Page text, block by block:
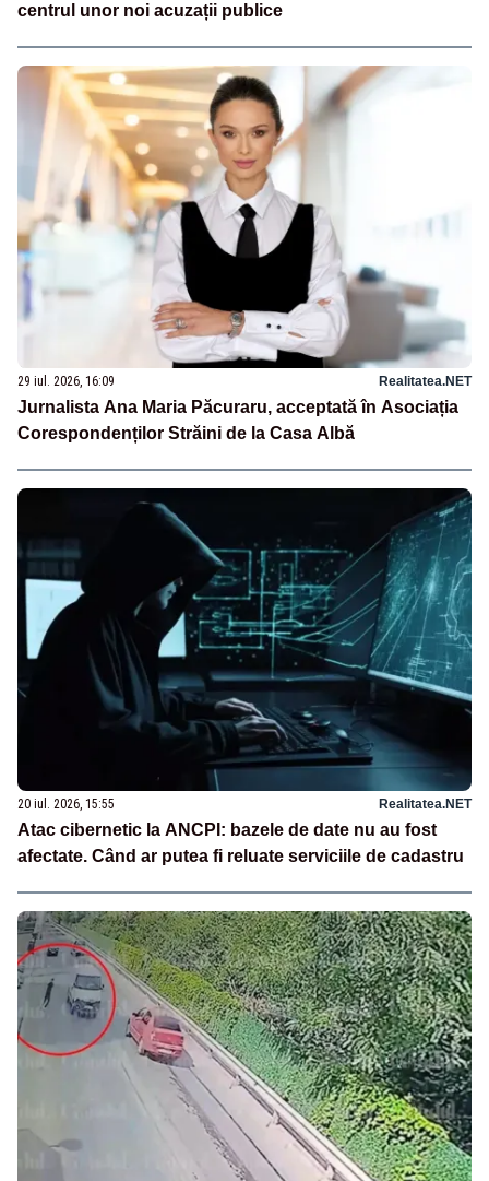
centrul unor noi acuzații publice
29 iul. 2026, 16:09 Realitatea.NET
Jurnalista Ana Maria Păcuraru, acceptată în Asociația
Corespondenților Străini de la Casa Albă
20 iul. 2026, 15:55 Realitatea.NET
Atac cibernetic la ANCPI: bazele de date nu au fost
afectate. Când ar putea fi reluate serviciile de cadastru